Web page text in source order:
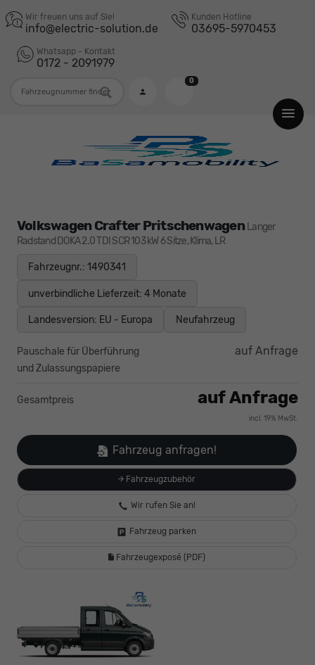
Wir freuen uns auf Sie!
info@electric-solution.de
Kunden Hotline
03695-5970453
Whatsapp - Kontakt
0172 - 2091979
0
Volkswagen Crafter Pritschenwagen Langer
Radstand DOKA 2.0 TDI SCR 103 kW 6 Sitze, Klima, LR
Fahrzeugnr.: 1490341
unverbindliche Lieferzeit:4 Monate
Landesversion: EU - Europa Neufahrzeug
Pauschale für Überführung
und Zulassungspapiere
auf Anfrage
Gesamtpreis auf Anfrage
incl. 19% MwSt.
Fahrzeugzubehör
Fahrzeug anfragen!
Wir rufen Sie an!
Fahrzeug parken
Fahrzeugexposé (PDF)